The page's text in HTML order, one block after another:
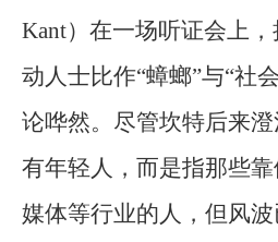
Kant）在一场听证会上
动人士比作“蟑螂”与“社
论哗然。尽管坎特后来
有年轻人，而是指那些靠
媒体等行业的人，但风